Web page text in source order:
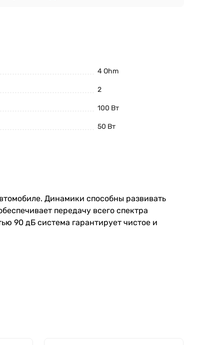
4 Ohm
2
100 Вт
50 Вт
Динамики способны развивать
передачу всего спектра
90 дБ система гарантирует чистое и